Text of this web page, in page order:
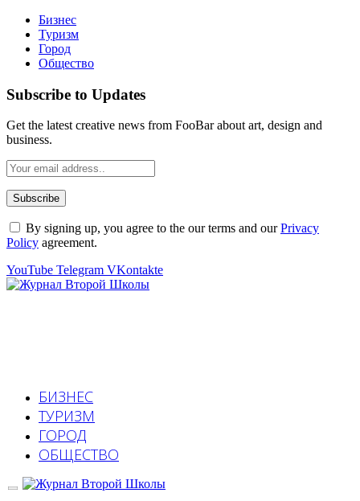
Бизнес
Туризм
Город
Общество
Subscribe to Updates
Get the latest creative news from FooBar about art, design and
business.
By signing up, you agree to the our terms and ourPrivacy
Policy agreement.
YouTube Telegram VKontakte
БИЗНЕС
ТУРИЗМ
ГОРОД
ОБЩЕСТВО